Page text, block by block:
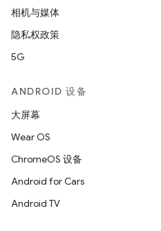
相机与媒体
隐私权政策
5G
ANDROID 设备
大屏幕
Wear OS
ChromeOS 设备
Android for Cars
Android TV